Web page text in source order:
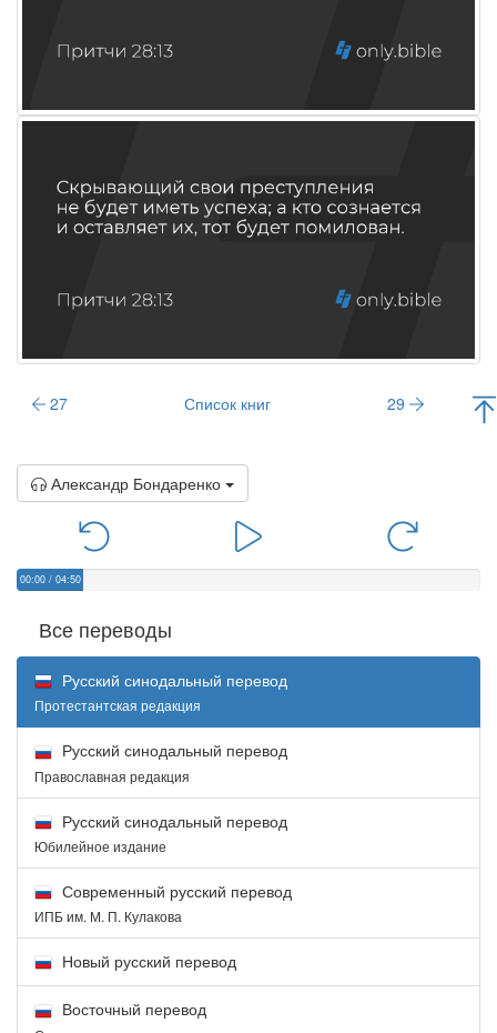
27 Список книг 29
Александр Бондаренко
00:00 / 04:50
Все переводы
Русский синодальный перевод
Протестантская редакция
Русский синодальный перевод
Православная редакция
Русский синодальный перевод
Юбилейное издание
Современный русский перевод
ИПБ им. М. П. Кулакова
Новый русский перевод
Восточный перевод